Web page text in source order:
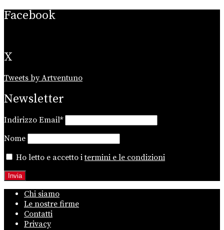
Facebook
X
Tweets by Artventuno
Newsletter
Indirizzo Email*
Nome
Ho letto e accetto itermini e le condizioni
Chi siamo
Le nostre firme
Contatti
Privacy